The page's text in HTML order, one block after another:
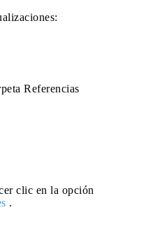
Referencias
clic en la opción
.